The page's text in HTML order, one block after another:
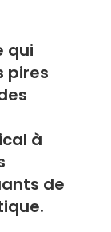
qui
pires
à
de